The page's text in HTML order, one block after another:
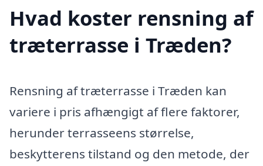
Hvad koster rensning af
træterrasse i Træden?
Rensning af træterrasse i Træden kan
variere i pris afhængigt af flere faktorer,
herunder terrasseens størrelse,
beskytterens tilstand og den metode, der